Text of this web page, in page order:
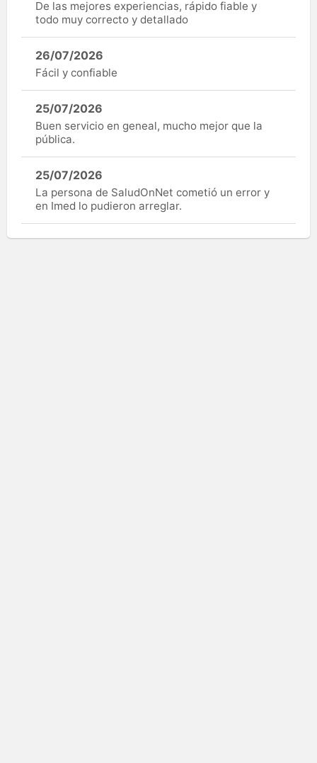
De las mejores experiencias, rápido fiable y
todo muy correcto y detallado
26/07/2026
Fácil y confiable
25/07/2026
Buen servicio en geneal, mucho mejor que la
pública.
25/07/2026
La persona de SaludOnNet cometió un error y
en Imed lo pudieron arreglar.